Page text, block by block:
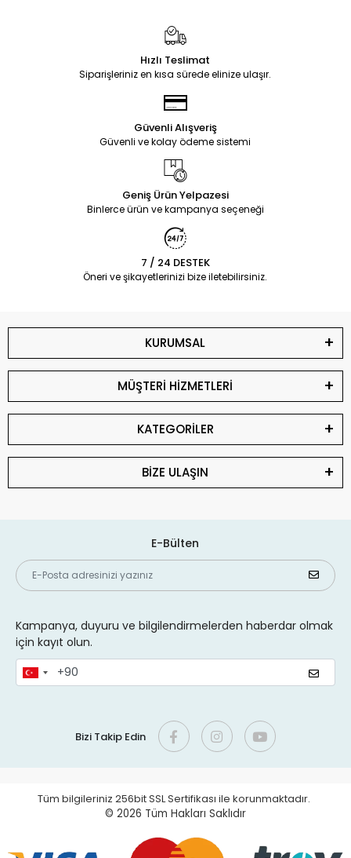
Hızlı Teslimat
Siparişleriniz en kısa sürede elinize ulaşır.
Güvenli Alışveriş
Güvenli ve kolay ödeme sistemi
Geniş Ürün Yelpazesi
Binlerce ürün ve kampanya seçeneği
7 / 24 DESTEK
Öneri ve şikayetlerinizi bize iletebilirsiniz.
KURUMSAL
MÜŞTERİ HİZMETLERİ
KATEGORİLER
BİZE ULAŞIN
E-Bülten
Kampanya, duyuru ve bilgilendirmelerden haberdar olmak
için kayıt olun.
Bizi Takip Edin
Tüm bilgileriniz 256bit SSL Sertifikası ile korunmaktadır.
© 2026 Tüm Hakları Saklıdır